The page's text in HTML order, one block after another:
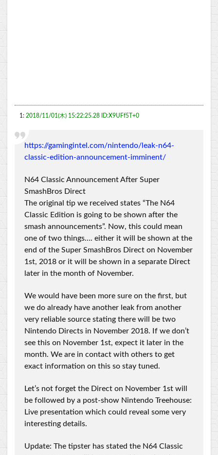
1: 2018/11/01(木) 15:22:25.28 ID:X9UFf5T+0
https://gamingintel.com/nintendo/leak-n64-
classic-edition-announcement-imminent/
N64 Classic Announcement After Super
SmashBros Direct
The original tip we received states “The N64
Classic Edition is going to be shown after the
smash announcements”. Now, this could mean
one of two things…. either it will be shown at the
end of the Super SmashBros Direct on November
1st, 2018 or it will be shown in a separate Direct
later in the month of November.
We would have been more sure on the first, but
we do already have another leak from another
very reliable source stating there will be two
Nintendo Directs in November 2018. If we don’t
see this on November 1st, expect it later in the
month. We are in contact with others to get
exact information on this so stay tuned.
Let’s not forget the Direct on November 1st will
be followed by a post-show Nintendo Treehouse:
Live presentation which could reveal some very
interesting details.
Update: The tipster has stated the N64 Classic